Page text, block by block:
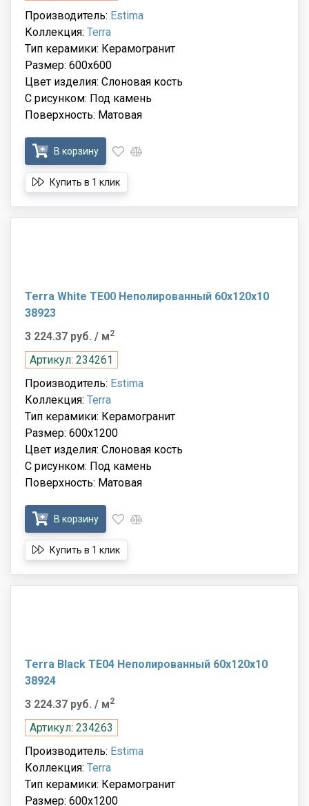
Производитель: Estima
Коллекция: Terra
Тип керамики: Керамогранит
Размер: 600x600
Цвет изделия: Слоновая кость
С рисунком: Под камень
Поверхность: Матовая
В корзину
Купить в 1 клик
Terra White TE00 Неполированный 60x120x10
38923
3 224.37 руб. / м2
Артикул: 234261
Производитель: Estima
Коллекция: Terra
Тип керамики: Керамогранит
Размер: 600x1200
Цвет изделия: Слоновая кость
С рисунком: Под камень
Поверхность: Матовая
В корзину
Купить в 1 клик
Terra Black TE04 Неполированный 60x120x10
38924
3 224.37 руб. / м2
Артикул: 234263
Производитель: Estima
Коллекция: Terra
Тип керамики: Керамогранит
Размер: 600x1200